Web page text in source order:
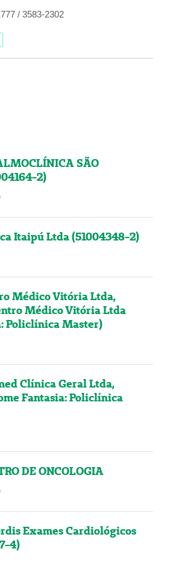
/ 3583-2302
SÃO
2)
Itaipú Ltda (51004348-2)
Médico Vitória Ltda,
Médico Vitória Ltda
Policlínica Master)
Clínica Geral Ltda,
Fantasia: Policlínica
DE ONCOLOGIA
Exames Cardiológicos
4)